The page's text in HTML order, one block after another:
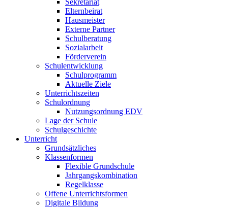
Elternbeirat
Hausmeister
Externe Partner
Schulberatung
Sozialarbeit
Förderverein
Schulentwicklung
Schulprogramm
Aktuelle Ziele
Unterrichtszeiten
Schulordnung
Nutzungsordnung EDV
Lage der Schule
Schulgeschichte
Unterricht
Grundsätzliches
Klassenformen
Flexible Grundschule
Jahrgangskombination
Regelklasse
Offene Unterrichtsformen
Digitale Bildung